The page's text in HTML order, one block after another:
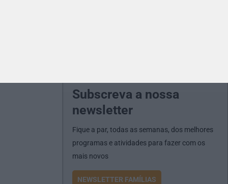
Subscreva a nossa
newsletter
Fique a par, todas as semanas, dos melhores
programas e atividades para fazer com os
mais novos
NEWSLETTER FAMÍLIAS